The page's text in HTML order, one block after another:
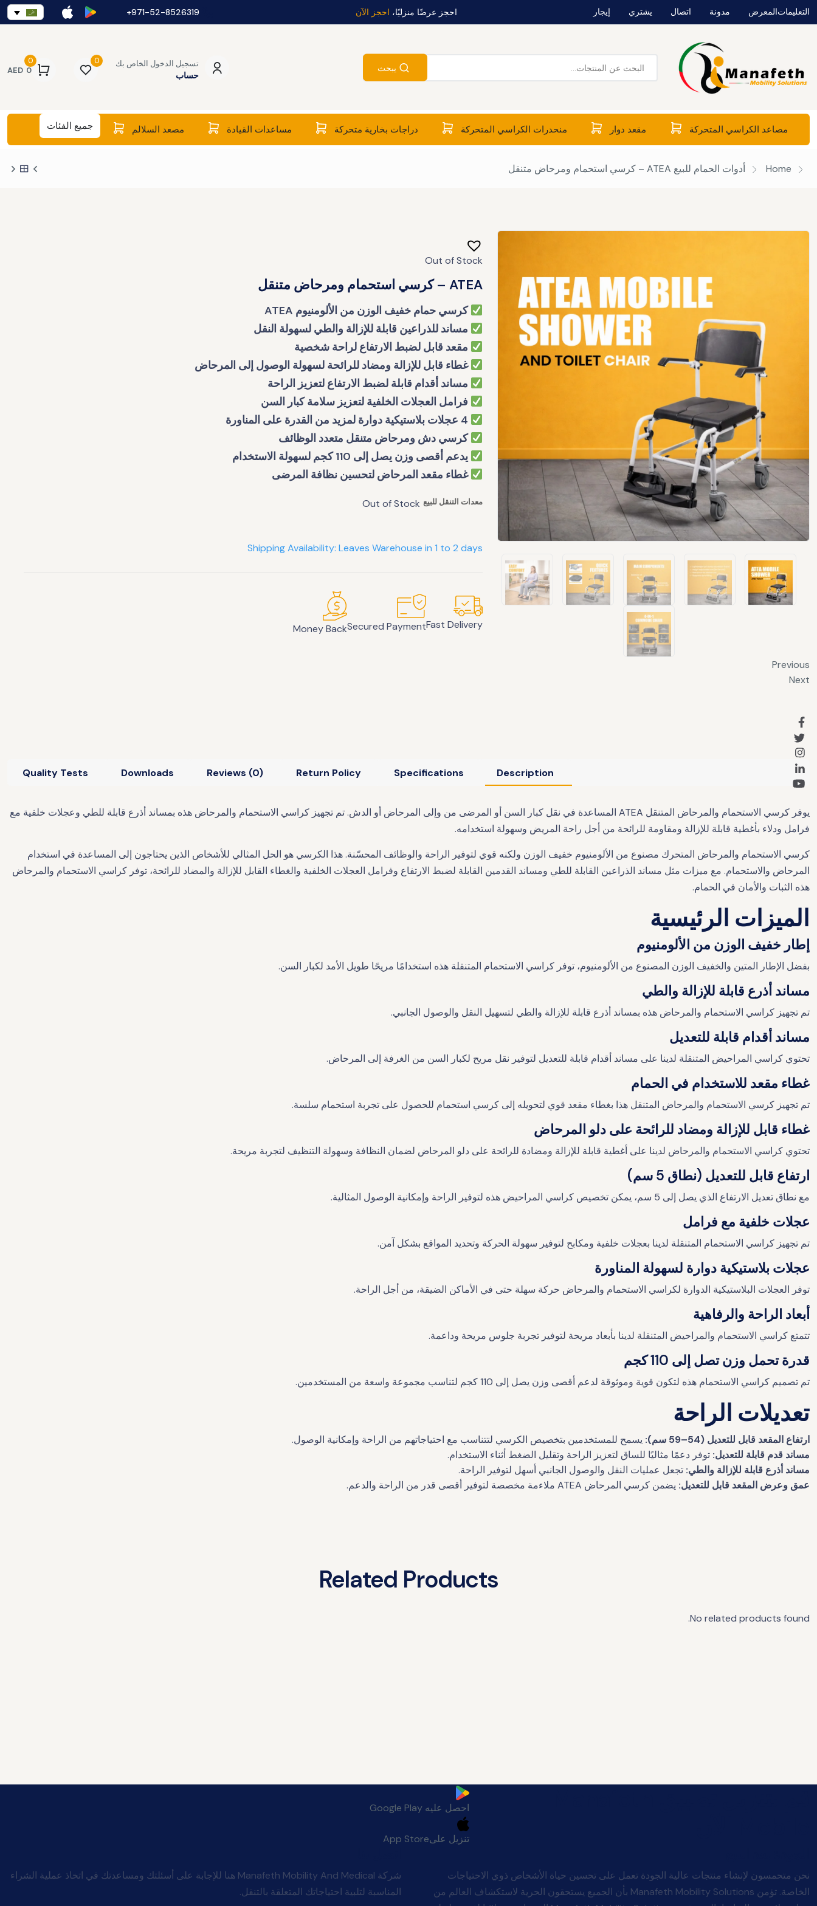
التعليماتالمعرض مدونة اتصال يشتري إيجار احجز عرضًا منزليًا، احجز الآن
يبحث تسجيل الدخول الخاص بك
حساب
0
0
AED 0
مصاعد الكراسي المتحركة مقعد دوار منحدرات الكراسي المتحركة دراجات بخارية متحركة مساعدات القيادة مصعد السلالم جميع الفئات
Home أدوات الحمام للبيع
Previous
Next
ATEA – كرسي استحمام ومرحاض متنقل
كرسي حمام خفيف الوزن من الألومنيوم ATEA
مساند للذراعين قابلة للإزالة والطي لسهولة النقل
مقعد قابل لضبط الارتفاع لراحة شخصية
غطاء قابل للإزالة ومضاد للرائحة لسهولة الوصول إلى المرحاض
مساند أقدام قابلة لضبط الارتفاع لتعزيز الراحة
فرامل العجلات الخلفية لتعزيز سلامة كبار السن
كرسي دش ومرحاض متنقل متعدد الوظائف
يدعم أقصى وزن يصل إلى 110 كجم لسهولة الاستخدام
غطاء مقعد المرحاض لتحسين نظافة المرضى
معدات التنقل للبيع Out of Stock
Out of Stock
Shipping Availability: Leaves Warehouse in 1 to 2 days
Fast Delivery
Secured Payment
Money Back
Description
Specifications
Return Policy
Reviews (0)
Downloads
Quality Tests
يوفر كرسي الاستحمام والمرحاض المتنقل ATEA المساعدة في نقل كبار السن أو المرضى من وإلى المرحاض أو الدش. تم تجهيز كراسي الاستحمام والمرحاض هذه بمساند أذرع قابلة للطي وعجلات خلفية مع
فرامل ودلاء بأغطية قابلة للإزالة ومقاومة للرائحة من أجل راحة المريض وسهولة استخدامه.
كرسي الاستحمام والمرحاض المتحرك مصنوع من الألومنيوم خفيف الوزن ولكنه قوي لتوفير الراحة والوظائف المحسّنة. هذا الكرسي هو الحل المثالي للأشخاص الذين يحتاجون إلى المساعدة في استخدام
المرحاض والاستحمام. مع ميزات مثل مساند الذراعين القابلة للطي ومساند القدمين القابلة لضبط الارتفاع وفرامل العجلات الخلفية والغطاء القابل للإزالة والمضاد للرائحة، توفر كراسي الاستحمام والمرحاض
هذه الثبات والأمان في الحمام.
الميزات الرئيسية
إطار خفيف الوزن من الألومنيوم
بفضل الإطار المتين والخفيف الوزن المصنوع من الألومنيوم، توفر كراسي الاستحمام المتنقلة هذه استخدامًا مريحًا طويل الأمد لكبار السن.
مساند أذرع قابلة للإزالة والطي
تم تجهيز كراسي الاستحمام والمرحاض هذه بمساند أذرع قابلة للإزالة والطي لتسهيل النقل والوصول الجانبي.
مساند أقدام قابلة للتعديل
تحتوي كراسي المراحيض المتنقلة لدينا على مساند أقدام قابلة للتعديل لتوفير نقل مريح لكبار السن من الغرفة إلى المرحاض.
غطاء مقعد للاستخدام في الحمام
تم تجهيز كرسي الاستحمام والمرحاض المتنقل هذا بغطاء مقعد قوي لتحويله إلى كرسي استحمام للحصول على تجربة استحمام سلسة.
غطاء قابل للإزالة ومضاد للرائحة على دلو المرحاض
تحتوي كراسي الاستحمام والمرحاض لدينا على أغطية قابلة للإزالة ومضادة للرائحة على دلو المرحاض لضمان النظافة وسهولة التنظيف لتجربة مريحة.
ارتفاع قابل للتعديل (نطاق 5 سم)
مع نطاق تعديل الارتفاع الذي يصل إلى 5 سم، يمكن تخصيص كراسي المراحيض هذه لتوفير الراحة وإمكانية الوصول المثالية.
عجلات خلفية مع فرامل
تم تجهيز كراسي الاستحمام المتنقلة لدينا بعجلات خلفية ومكابح لتوفير سهولة الحركة وتحديد المواقع بشكل آمن.
عجلات بلاستيكية دوارة لسهولة المناورة
توفر العجلات البلاستيكية الدوارة لكراسي الاستحمام والمرحاض حركة سهلة حتى في الأماكن الضيقة، من أجل الراحة.
أبعاد الراحة والرفاهية
تتمتع كراسي الاستحمام والمراحيض المتنقلة لدينا بأبعاد مريحة لتوفير تجربة جلوس مريحة وداعمة.
قدرة تحمل وزن تصل إلى 110 كجم
تم تصميم كراسي الاستحمام هذه لتكون قوية وموثوقة لدعم أقصى وزن يصل إلى 110 كجم لتناسب مجموعة واسعة من المستخدمين.
تعديلات الراحة
ارتفاع المقعد قابل للتعديل (54–59 سم):
يسمح للمستخدمين بتخصيص الكرسي لتتناسب مع احتياجاتهم من الراحة وإمكانية الوصول.
مساند قدم قابلة للتعديل: توفر دعمًا مثاليًا للساق لتعزيز الراحة وتقليل الضغط أثناء الاستخدام.
مساند أذرع قابلة للإزالة والطي: تجعل عمليات النقل والوصول الجانبي أسهل لتوفير الراحة.
عمق وعرض المقعد قابل للتعديل: يضمن كرسي المرحاض ATEA ملاءمة مخصصة لتوفير أقصى قدر من الراحة والدعم.
Related Products
No related products found.
احصل عليه Google Play
تنزيل علىApp Store
نحن متحمسون لإنشاء منتجات عالية الجودة تعمل على تحسين حياة الأشخاص ذوي الاحتياجات
الخاصة. تؤمن Manafeth Mobility Solutions بأن الجميع يستحقون الحرية لاستكشاف العالم من
شركة Manafeth Mobility And Medical هنا للإجابة على أسئلتك ومساعدتك في اتخاذ عملية الشراء
المناسبة لتلبية احتياجاتك المتعلقة بالتنقل.